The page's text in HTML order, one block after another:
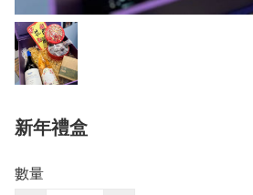
新年禮盒
數量